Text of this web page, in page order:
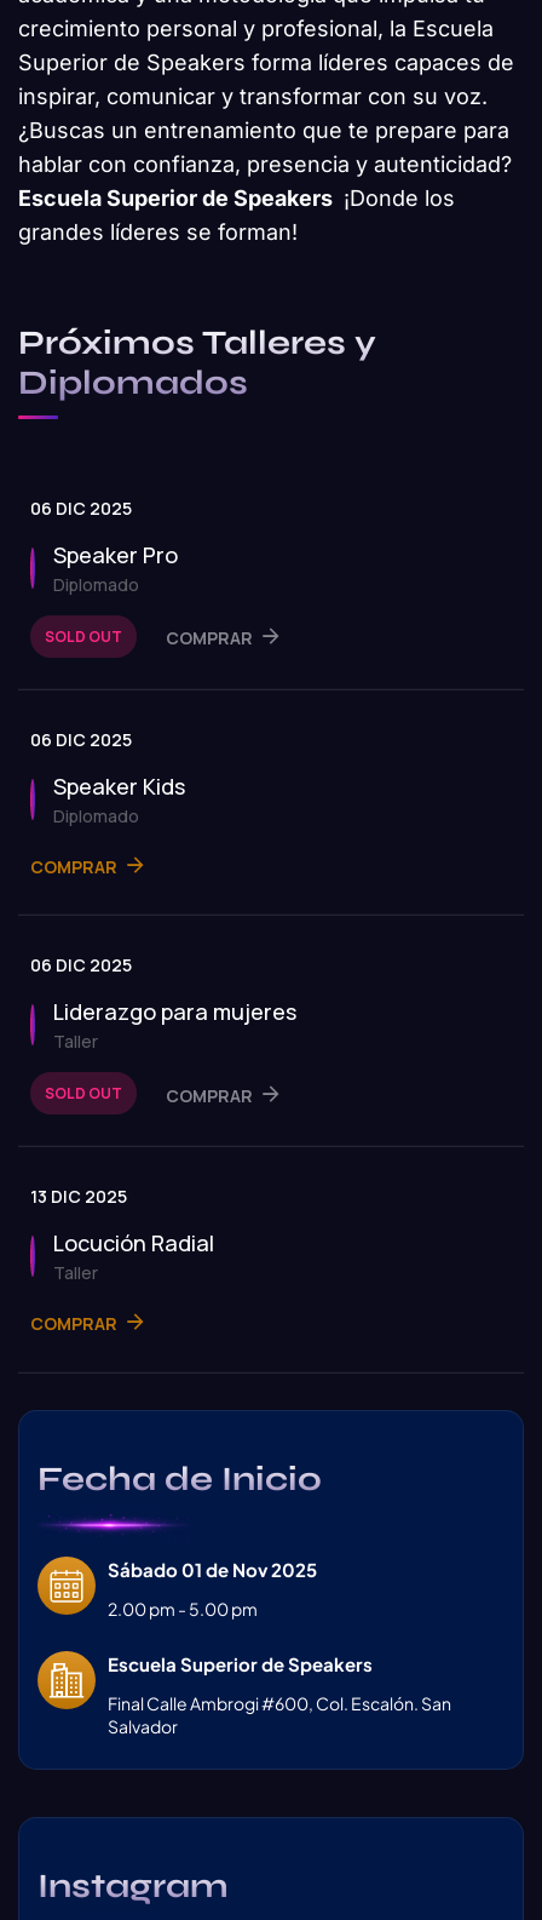
crecimiento personal y profesional, la Escuela
Superior de Speakers forma líderes capaces de
inspirar, comunicar y transformar con su voz.
¿Buscas un entrenamiento que te prepare para
hablar con confianza, presencia y autenticidad?
Escuela Superior de Speakers ¡Donde los
grandes líderes se forman!
Próximos Talleres y
Diplomados
06 DIC 2025
Speaker Pro
Diplomado
SOLD OUT COMPRAR
06 DIC 2025
Speaker Kids
Diplomado
COMPRAR
06 DIC 2025
Liderazgo para mujeres
Taller
SOLD OUT COMPRAR
13 DIC 2025
Locución Radial
Taller
COMPRAR
Fecha de Inicio
Sábado 01 de Nov 2025
2.00 pm - 5.00 pm
Escuela Superior de Speakers
Final Calle Ambrogi #600, Col. Escalón. San
Salvador
Instagram